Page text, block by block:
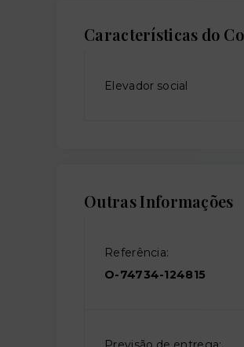
Características do
Elevador social
Outras Informações
Referência:
O-74734-124815